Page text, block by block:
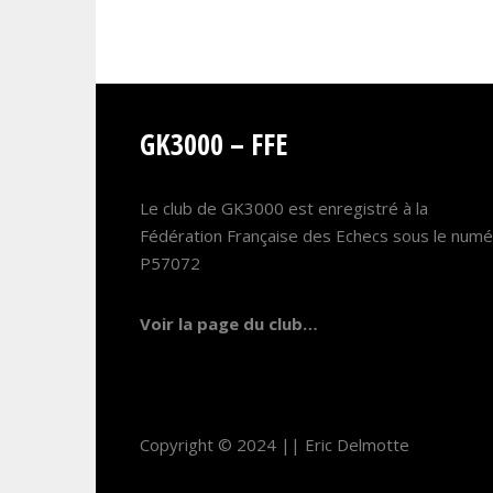
GK3000 – FFE
Le club de GK3000 est enregistré à la
Fédération Française des Echecs sous le
P57072
Voir la page du club…
Copyright © 2024 || Eric Delmotte